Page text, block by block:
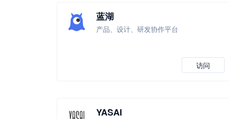
蓝湖
产品、设计、研发协作平台
访问
YASAI